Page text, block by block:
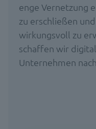
enge Vernetzung
zu erschließen
wirkungsvoll zu
schaffen wir
Unternehmen